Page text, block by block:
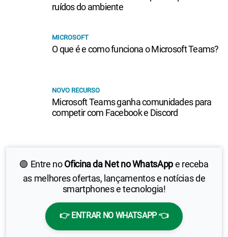
🟢 Entre noOficina da Net no WhatsAppe receba
as melhores ofertas, lançamentos e notícias de
smartphones e tecnologia!
👉 ENTRAR NO WHATSAPP 👈
ruídos do ambiente
MICROSOFT
O que é e como funciona o Microsoft Teams?
NOVO RECURSO
Microsoft Teams ganha comunidades para
competir com Facebook e Discord